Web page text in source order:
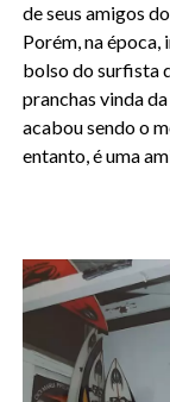
de seus amigos
Porém, na
bolso do surfista
pranchas vinda
acabou sendo o
entanto, é uma